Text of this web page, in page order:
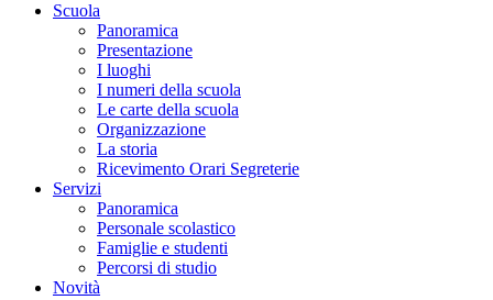
Scuola
Panoramica
Presentazione
I luoghi
I numeri della scuola
Le carte della scuola
Organizzazione
La storia
Ricevimento Orari Segreterie
Servizi
Panoramica
Personale scolastico
Famiglie e studenti
Percorsi di studio
Novità